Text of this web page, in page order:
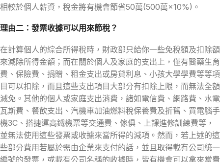
相較於個人薪資，稅金將有機會節省50萬(500萬×10%)。
理由二：發票收據可以用來節稅？
在計算個人的綜合所得稅時，財政部只給你一些免稅額及扣除額
來減除所得金額；而在關於個人及家庭的支出上，僅有醫藥生育
費、保險費、捐贈、租金支出或房貸利息、小孩大學學費等等項
目可以扣除，而且這些支出項目大部分有扣除上限，而無法全額
減免。其他的個人或家庭支出消費，諸如電信費、網路費、水電
瓦斯費、餐飲支出、汽機車加油燃料稅保養費及折舊、買電腦手
機3C、搭捷運高鐵機票等交通費、傢俱、上課進修訓練費等，
並無法使用這些發票或收據來當所得的減項。然而，若上述的這
些部分費用若屬於需由企業來支付的話，並且取得載有公司統一
編號的發票，或載有公司名稱的收據時，皆有機會可以拿來當費